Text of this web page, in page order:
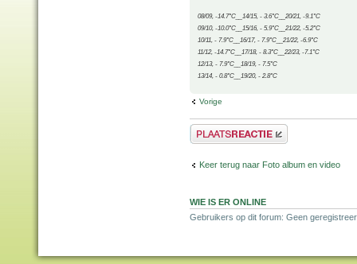
08/09, -14.7°C__14/15, - 3.6°C__20/21, -9.1°C
09/10, -10.0°C__15/16, - 5.9°C__21/22, -5.2°C
10/11, - 7.9°C__16/17, - 7.9°C__21/22, -6.9°C
11/12, -14.7°C__17/18, - 8.3°C__22/23, -7.1°C
12/13, - 7.9°C__18/19, - 7.5°C
13/14, - 0.8°C__19/20, - 2.8°C
Vorige
Plaats een reactie
Keer terug naar Foto album en video
WIE IS ER ONLINE
Gebruikers op dit forum: Geen